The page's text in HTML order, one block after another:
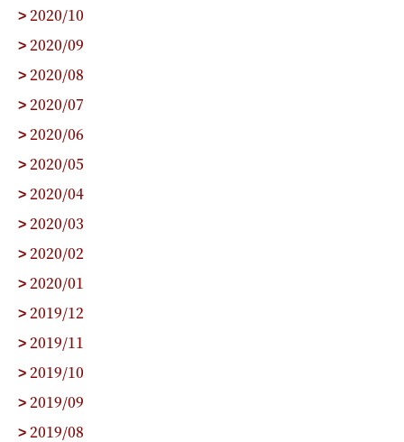
> 2020/10
> 2020/09
> 2020/08
> 2020/07
> 2020/06
> 2020/05
> 2020/04
> 2020/03
> 2020/02
> 2020/01
> 2019/12
> 2019/11
> 2019/10
> 2019/09
> 2019/08